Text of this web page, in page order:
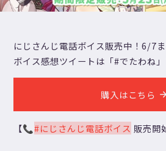
にじさんじ電話ボイス販売中！6/7ま
ボイス感想ツイートは「#でたわね」
購入はこちら
【📞#にじさんじ電話ボイス 販売開